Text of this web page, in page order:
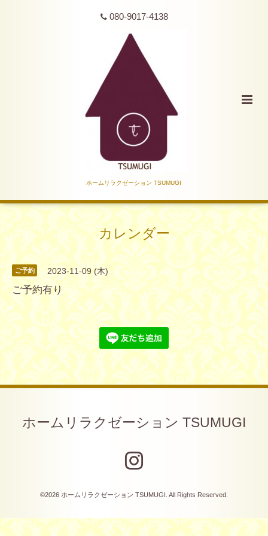
080-9017-4138
ホームリラクゼーション TSUMUGI
カレンダー
ご予約 2023-11-09 (木)
ご予約有り
ホームリラクゼーション TSUMUGI
©2026 ホームリラクゼーション TSUMUGI . All Rights Reserved.